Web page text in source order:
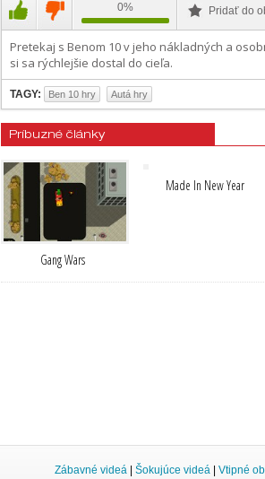
0% Pridať do
Pretekaj s Benom 10 v jeho nákladných a
si sa rýchlejšie dostal do cieľa.
TAGY: Ben 10 hry Autá hry
Príbuzné články
Gang Wars
Made In New Year
Zábavné videá Šokujúce videá Vtipné